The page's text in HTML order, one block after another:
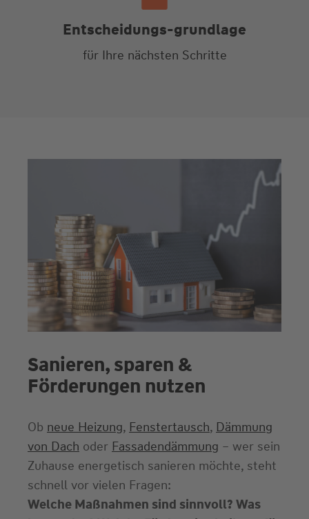
Entscheidungs-grundlage
für Ihre nächsten Schritte
Sanieren, sparen &
Förderungen nutzen
Ob neue Heizung, Fenstertausch, Dämmung
von Dach oder Fassadendämmung – wer sein
Zuhause energetisch sanieren möchte, steht
schnell vor vielen Fragen:
Welche Maßnahmen sind sinnvoll? Was